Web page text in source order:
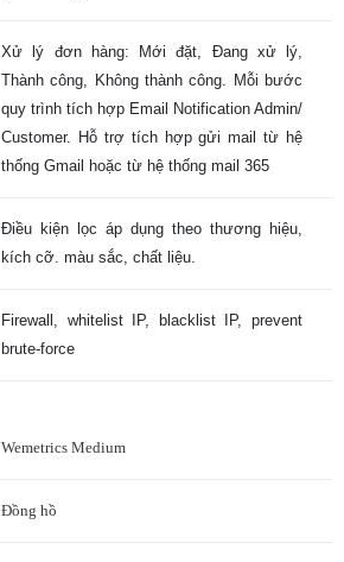
Xử lý đơn hàng: Mới đặt, Đang xử lý,
Thành công, Không thành công. Mỗi bước
quy trình tích hợp Email Notification Admin/
Customer. Hỗ trợ tích hợp gửi mail từ hệ
thống Gmail hoặc từ hệ thống mail 365
Điều kiện lọc áp dụng theo thương hiệu,
kích cỡ. màu sắc, chất liệu.
Firewall, whitelist IP, blacklist IP, prevent
brute-force
Wemetrics Medium
Đồng hồ